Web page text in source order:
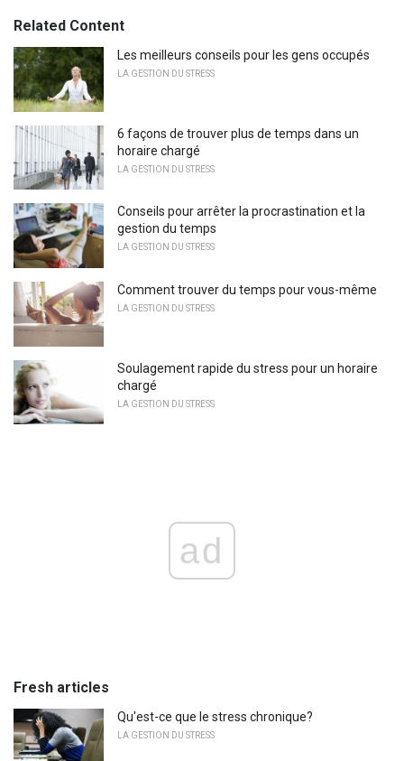
Related Content
Les meilleurs conseils pour les gens occupés
LA GESTION DU STRESS
6 façons de trouver plus de temps dans un
horaire chargé
LA GESTION DU STRESS
Conseils pour arrêter la procrastination et la
gestion du temps
LA GESTION DU STRESS
Comment trouver du temps pour vous-même
LA GESTION DU STRESS
Soulagement rapide du stress pour un horaire
chargé
LA GESTION DU STRESS
ad
Fresh articles
Qu'est-ce que le stress chronique?
LA GESTION DU STRESS